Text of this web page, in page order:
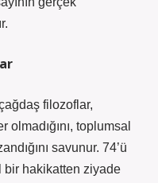
filozoflar,
olmadığını, toplumsal
savunur. 74’ü
bir hakikatten ziyade